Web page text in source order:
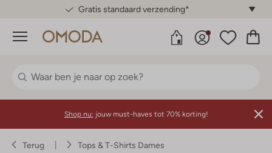
Gratis standaard verzending*
Menu
Shop nu: jouw must-haves tot 70% korting!
Terug Tops & T-Shirts Dames